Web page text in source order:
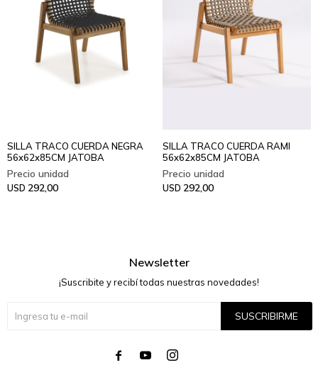
SILLA TRACO CUERDA NEGRA
56x62x85CM JATOBA
USD 292,00
SILLA TRACO CUERDA RAMI
56x62x85CM JATOBA
USD 292,00
Newsletter
¡Suscribite y recibí todas nuestras novedades!
SUSCRIBIRME
  